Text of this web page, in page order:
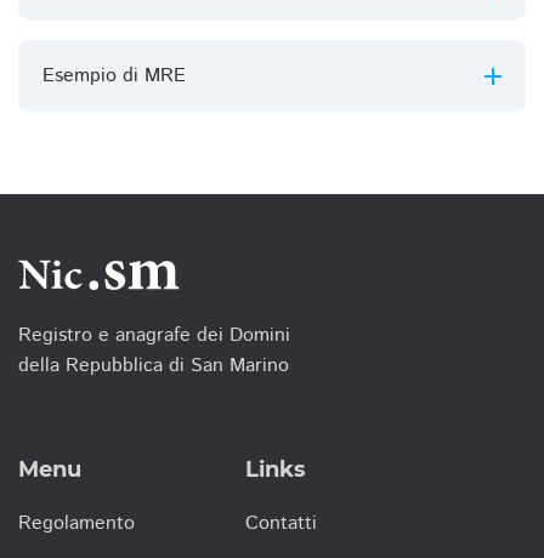
Esempio di MRE
Registro e anagrafe dei Domini
della Repubblica di San Marino
Menu
Regolamento
Links
Contatti